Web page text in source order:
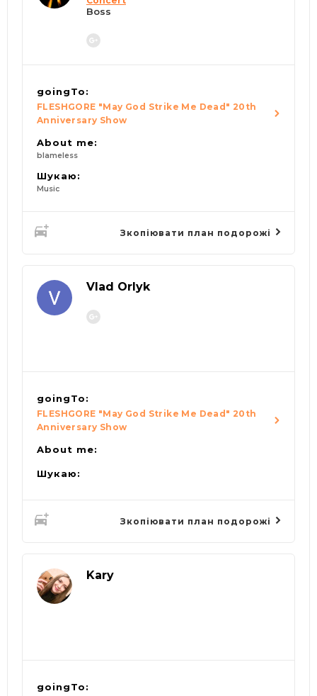
Boss
goingTo:
FLESHGORE "May God Strike Me Dead" 20th
Anniversary Show
About me:
blameless
Шукаю:
Music
Зкопіювати план подорожі
Vlad Orlyk
goingTo:
FLESHGORE "May God Strike Me Dead" 20th
Anniversary Show
About me:
Шукаю:
Зкопіювати план подорожі
Kary
goingTo: